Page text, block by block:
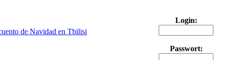
Login:
Passwort: